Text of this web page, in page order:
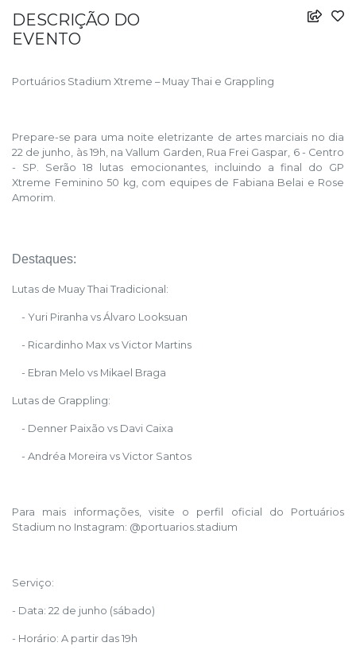
DESCRIÇÃO DO
EVENTO
Portuários Stadium Xtreme – Muay Thai e Grappling
Prepare-se para uma noite eletrizante de artes marciais no dia
22 de junho, às 19h, na Vallum Garden, Rua Frei Gaspar, 6 - Centro
- SP. Serão 18 lutas emocionantes, incluindo a final do GP
Xtreme Feminino 50 kg, com equipes de Fabiana Belai e Rose
Amorim.
Destaques:
Lutas de Muay Thai Tradicional:
- Yuri Piranha vs Álvaro Looksuan
- Ricardinho Max vs Victor Martins
- Ebran Melo vs Mikael Braga
Lutas de Grappling:
- Denner Paixão vs Davi Caixa
- Andréa Moreira vs Victor Santos
Para mais informações, visite o perfil oficial do Portuários
Stadium no Instagram: @portuarios.stadium
Serviço:
- Data: 22 de junho (sábado)
- Horário: A partir das 19h